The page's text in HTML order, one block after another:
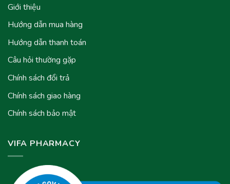
Giới thiệu
Hướng dẫn mua hàng
Hướng dẫn thanh toán
Câu hỏi thường gặp
Chính sách đổi trả
Chính sách giao hàng
Chính sách bảo mật
VIFA PHARMACY